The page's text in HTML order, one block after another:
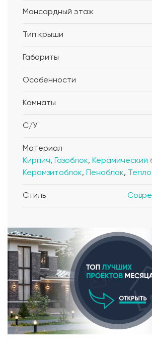
Мансардный этаж
Тип крыши
Габариты
Особенности
Комнаты
С/У
Материал
Кирпич, Газоблок, Керамический
Керамзитоблок, Пеноблок,
Стиль